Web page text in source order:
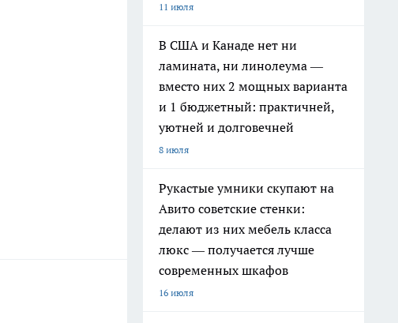
11 июля
В США и Канаде нет ни
ламината, ни линолеума —
вместо них 2 мощных варианта
и 1 бюджетный: практичней,
уютней и долговечней
8 июля
Рукастые умники скупают на
Авито советские стенки:
делают из них мебель класса
люкс — получается лучше
современных шкафов
16 июля